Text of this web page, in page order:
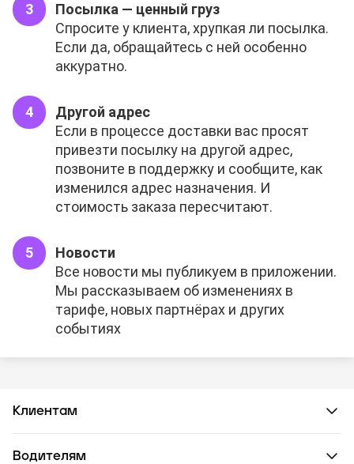
Посылка — ценный груз
Спросите у клиента, хрупкая ли посылка.
Если да, обращайтесь с ней особенно
аккуратно.
Другой адрес
Если в процессе доставки вас просят
привезти посылку на другой адрес,
позвоните в поддержку и сообщите, как
изменился адрес назначения. И
стоимость заказа пересчитают.
Новости
Все новости мы публикуем в приложении.
Мы рассказываем об изменениях в
тарифе, новых партнёрах и других
событиях
Клиентам
Водителям